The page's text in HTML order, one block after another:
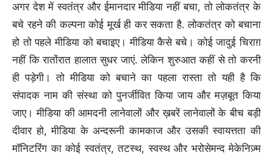
अगर देश में स्वतंत्र और ईमानदार मीडिया नहीं बचा, तो लोकतंत्र के
बचे रहने की कल्पना कोई मूर्ख ही कर सकता है. लोकतंत्र को बचाना
हो तो पहले मीडिया को बचाइए। मीडिया कैसे बचे। कोई जादुई चिराग़
नहीं कि रातोंरात हालात सुधर जाएं. लेकिन शुरुआत कहीं से तो करनी
ही पड़ेगी। तो मीडिया को बचाने का पहला रास्ता तो यही है कि
संपादक नाम की संस्था को पुनर्जीवित किया जाय और मज़बूत किया
जाए। मीडिया की आमदनी लानेवालों और ख़बरें लानेवालों के बीच बड़ी
दीवार हो, मीडिया के अन्दरूनी कामकाज और उसकी स्वायत्तता की
मॉनिटरिंग का कोई स्वतंत्र, तटस्थ, स्वस्थ और भरोसेमन्द मेकेनिज़्म